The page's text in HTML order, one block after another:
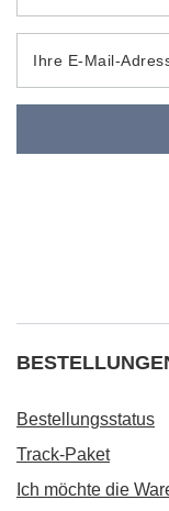
Ihre E-Mail-
Bestellungsstatus
Track-Paket
Ich möchte die